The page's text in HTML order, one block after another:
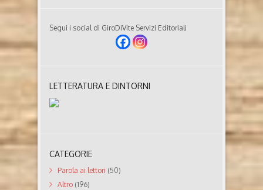
Segui i social di GiroDiVite Servizi Editoriali
LETTERATURA E DINTORNI
CATEGORIE
Parola ai lettori (50)
Altro (196)